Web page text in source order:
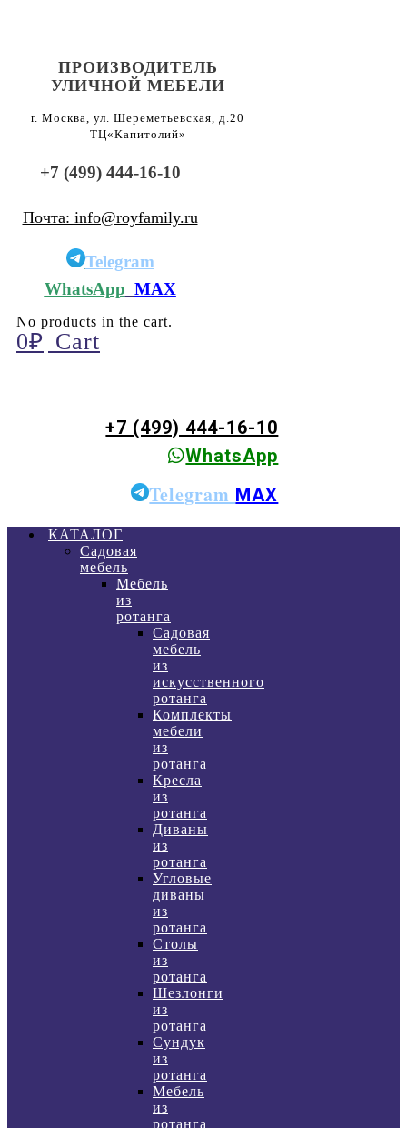
ПРОИЗВОДИТЕЛЬ
УЛИЧНОЙ МЕБЕЛИ
г. Москва, ул. Шереметьевская, д.20
ТЦ«Капитолий»
+7 (499) 444-16-10
Почта: info@royfamily.ru
Telegram
WhatsApp MAX
No products in the cart.
0₽ Cart
+7 (499) 444-16-10
WhatsApp
Telegram MAX
КАТАЛОГ
Садовая
мебель
Мебель
из
ротанга
Садовая
мебель
из
искусственного
ротанга
Комплекты
мебели
из
ротанга
Кресла
из
ротанга
Диваны
из
ротанга
Угловые
диваны
из
ротанга
Столы
из
ротанга
Шезлонги
из
ротанга
Сундук
из
ротанга
Мебель
из
ротанга